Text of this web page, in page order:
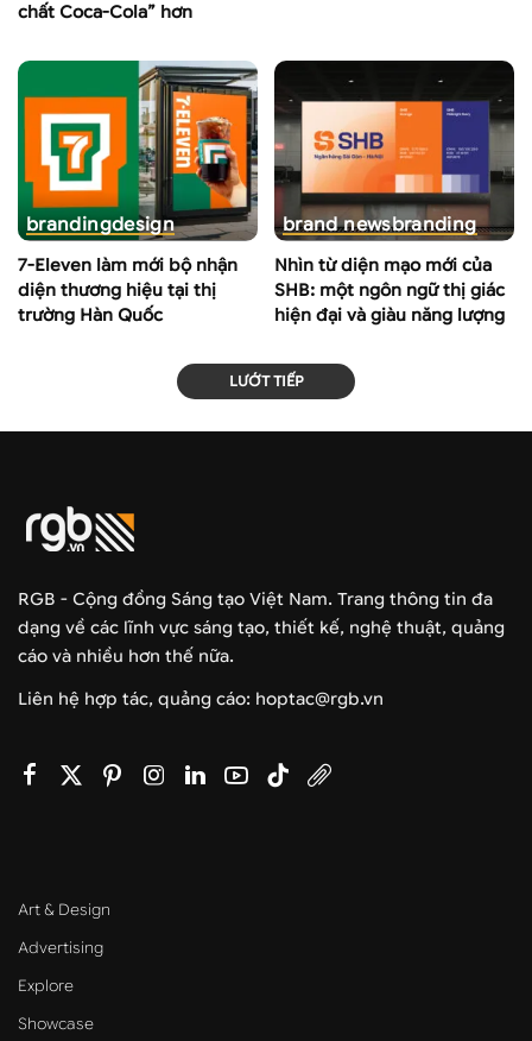
chất Coca-Cola” hơn
brandingdesign
7-Eleven làm mới bộ nhận
diện thương hiệu tại thị
trường Hàn Quốc
brand newsbranding
Nhìn từ diện mạo mới của
SHB: một ngôn ngữ thị giác
hiện đại và giàu năng lượng
LƯỚT TIẾP
RGB - Cộng đồng Sáng tạo Việt Nam. Trang thông tin đa
dạng về các lĩnh vực sáng tạo, thiết kế, nghệ thuật, quảng
cáo và nhiều hơn thế nữa.
Liên hệ hợp tác, quảng cáo: hoptac@rgb.vn
Art & Design
Advertising
Explore
Showcase